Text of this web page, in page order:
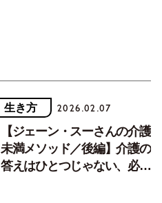
生き方 2026.02.07
【ジェーン・スーさんの介護
未満メソッド／後編】介護の
答えはひとつじゃない、必要